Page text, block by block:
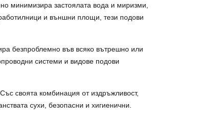
минимизира застоялата вода и миризми,
и външни площи, тези подови
безпроблемно във всяко вътрешно или
системи и видове подови
своята комбинация от издръжливост,
сухи, безопасни и хигиенични.